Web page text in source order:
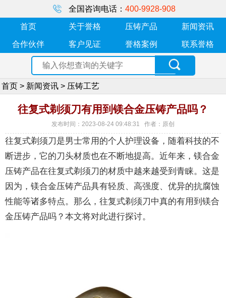
全国咨询电话： 400-9928-908
首页 关于誉格 压铸产品 新闻资讯
合作伙伴 客户见证 誉格案例 联系誉格
首页 > 新闻资讯 > 压铸工艺
往复式剃须刀有用到镁合金压铸产品吗？
发布时间：2023-08-24 09:48:31 作者：原创
往复式剃须刀是男士常用的个人护理设备，随着科技的不
断进步，它的刀头材质也在不断地提高。近年来，镁合金
压铸产品在往复式剃须刀的材质中越来越受到青睐。这是
因为，镁合金压铸产品具有轻质、高强度、优异的抗腐蚀
性能等诸多特点。那么，往复式剃须刀中真的有用到镁合
金压铸产品吗？本文将对此进行探讨。